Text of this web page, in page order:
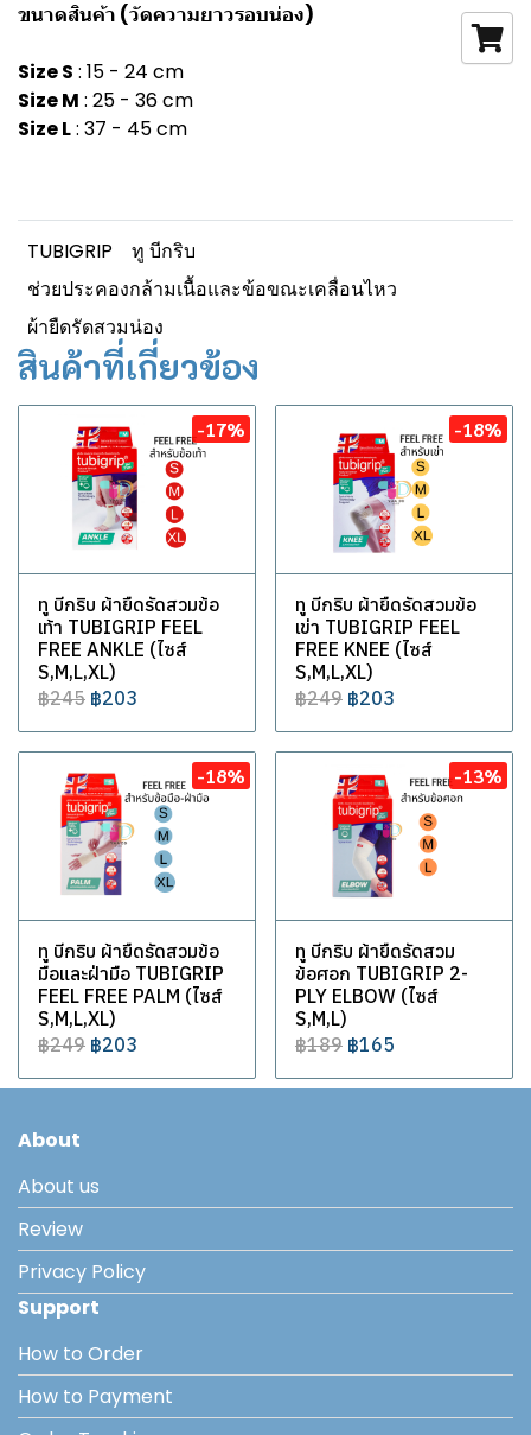
ขนาดสินค้า (วัดความยาวรอบน่อง)
Size S : 15 - 24 cm
Size M : 25 - 36 cm
Size L: 37 - 45 cm
TUBIGRIP
ทู บีกริบ
ช่วยประคองกล้ามเนื้อและข้อขณะเคลื่อนไหว
ผ้ายืดรัดสวมน่อง
สินค้าที่เกี่ยวข้อง
-17%
ทู บีกริบ ผ้ายืดรัดสวมข้อ
เท้า TUBIGRIP FEEL
FREE ANKLE (ไซส์
S,M,L,XL)
฿245 ฿203
-18%
ทู บีกริบ ผ้ายืดรัดสวมข้อ
เข่า TUBIGRIP FEEL
FREE KNEE (ไซส์
S,M,L,XL)
฿249 ฿203
-18%
ทู บีกริบ ผ้ายืดรัดสวมข้อ
มือและฝ่ามือ TUBIGRIP
FEEL FREE PALM (ไซส์
S,M,L,XL)
฿249 ฿203
-13%
ทู บีกริบ ผ้ายืดรัดสวม
ข้อศอก TUBIGRIP 2-
PLY ELBOW (ไซส์
S,M,L)
฿189 ฿165
About
About us
Review
Privacy Policy
Support
How to Order
How to Payment